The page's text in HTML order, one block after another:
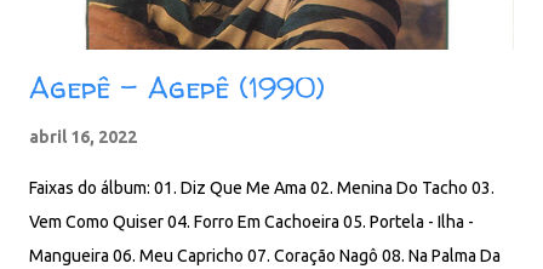
Agepê - Agepê (1990)
abril 16, 2022
Faixas do álbum: 01. Diz Que Me Ama 02. Menina Do Tacho 03.
Vem Como Quiser 04. Forro Em Cachoeira 05. Portela - Ilha -
Mangueira 06. Meu Capricho 07. Coração Nagô 08. Na Palma Da